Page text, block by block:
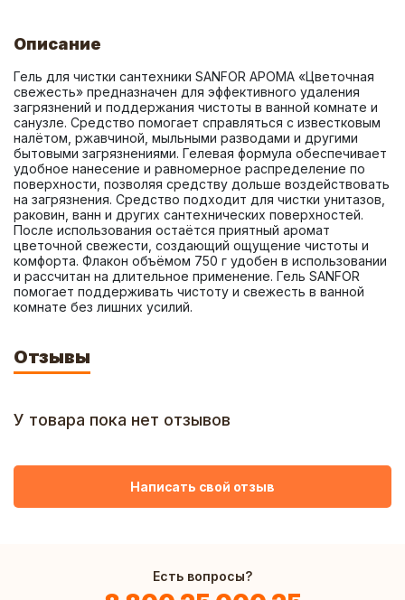
Описание
Гель для чистки сантехники SANFOR АРОМА «Цветочная
свежесть» предназначен для эффективного удаления
загрязнений и поддержания чистоты в ванной комнате и
санузле. Средство помогает справляться с известковым
налётом, ржавчиной, мыльными разводами и другими
бытовыми загрязнениями. Гелевая формула обеспечивает
удобное нанесение и равномерное распределение по
поверхности, позволяя средству дольше воздействовать
на загрязнения. Средство подходит для чистки унитазов,
раковин, ванн и других сантехнических поверхностей.
После использования остаётся приятный аромат
цветочной свежести, создающий ощущение чистоты и
комфорта. Флакон объёмом 750 г удобен в использовании
и рассчитан на длительное применение. Гель SANFOR
помогает поддерживать чистоту и свежесть в ванной
комнате без лишних усилий.
Отзывы
У товара пока нет отзывов
Написать свой отзыв
Есть вопросы?